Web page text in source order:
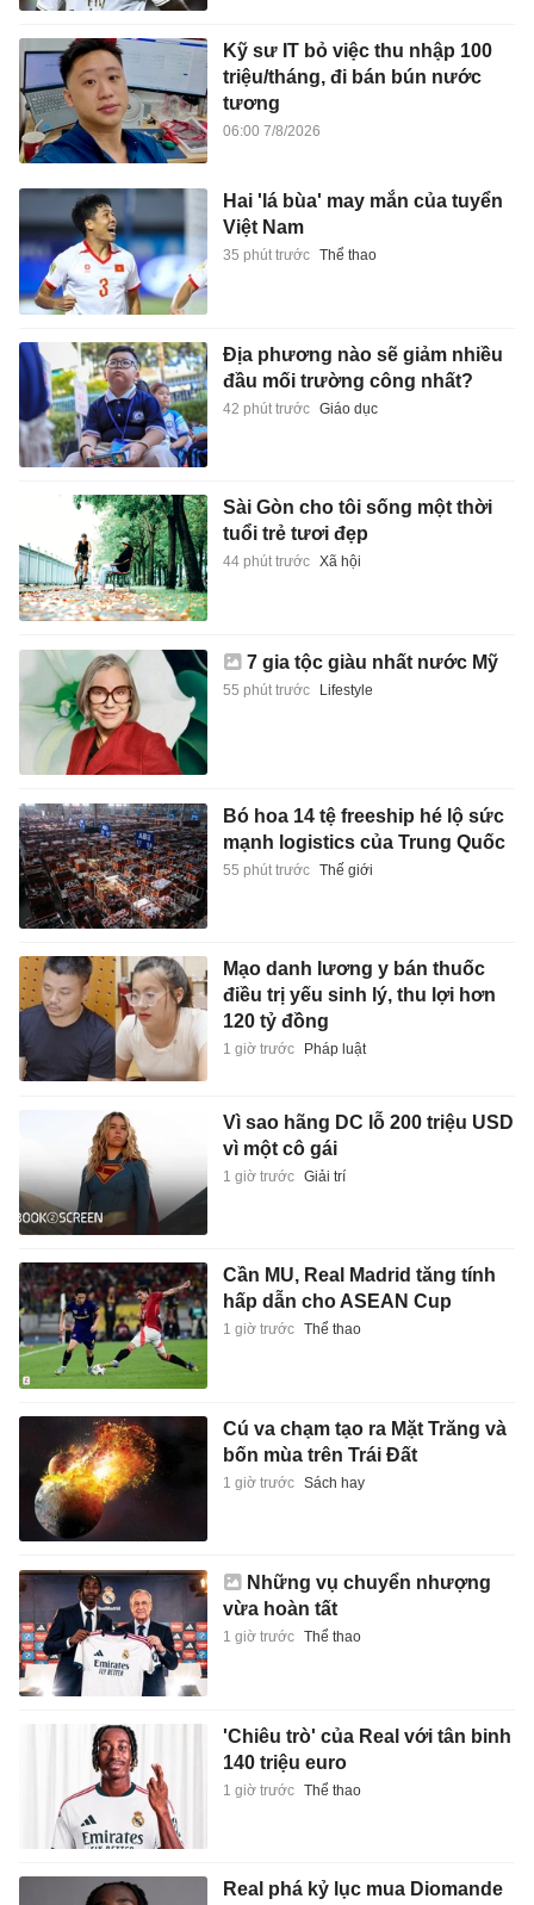
Kỹ sư IT bỏ việc thu nhập 100
triệu/tháng, đi bán bún nước
tương
06:00 7/8/2026
Hai 'lá bùa' may mắn của tuyển
Việt Nam
35 phút trước Thể thao
Địa phương nào sẽ giảm nhiều
đầu mối trường công nhất?
42 phút trước Giáo dục
Sài Gòn cho tôi sống một thời
tuổi trẻ tươi đẹp
44 phút trước Xã hội
7 gia tộc giàu nhất nước Mỹ
55 phút trước Lifestyle
Bó hoa 14 tệ freeship hé lộ sức
mạnh logistics của Trung Quốc
55 phút trước Thế giới
Mạo danh lương y bán thuốc
điều trị yếu sinh lý, thu lợi hơn
120 tỷ đồng
1 giờ trước Pháp luật
Vì sao hãng DC lỗ 200 triệu USD
vì một cô gái
1 giờ trước Giải trí
Cần MU, Real Madrid tăng tính
hấp dẫn cho ASEAN Cup
1 giờ trước Thể thao
Cú va chạm tạo ra Mặt Trăng và
bốn mùa trên Trái Đất
1 giờ trước Sách hay
Những vụ chuyển nhượng
vừa hoàn tất
1 giờ trước Thể thao
'Chiêu trò' của Real với tân binh
140 triệu euro
1 giờ trước Thể thao
Real phá kỷ lục mua Diomande